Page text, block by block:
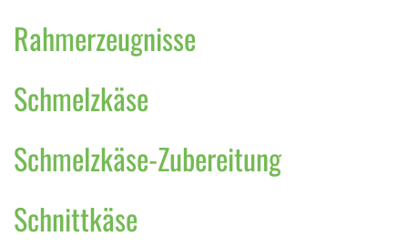
Rahmerzeugnisse
Schmelzkäse
Schmelzkäse-Zubereitung
Schnittkäse